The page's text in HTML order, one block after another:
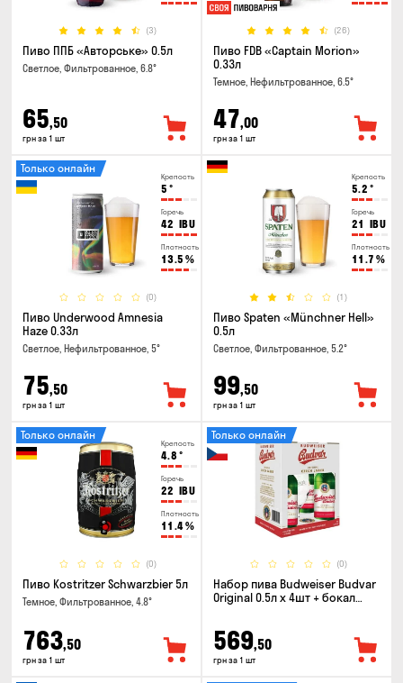
(3)
Пиво ППБ «Авторське» 0.5л
Светлое, Фильтрованное, 6.8°
65,50
грн за 1 шт
(26)
Пиво FDB «Captain Morion»
0.33л
Темное, Нефильтрованное, 6.5°
47,00
грн за 1 шт
Крепость
5 °
Горечь
42 IBU
Плотность
13.5 %
(0)
Только онлайн
Пиво Underwood Amnesia
Haze 0.33л
Светлое, Нефильтрованное, 5°
75,50
грн за 1 шт
Крепость
5.2 °
Горечь
21 IBU
Плотность
11.7 %
(1)
Пиво Spaten «Münchner Hell»
0.5л
Светлое, Фильтрованное, 5.2°
99,50
грн за 1 шт
Крепость
4.8 °
Горечь
22 IBU
Плотность
11.4%
(0)
Только онлайн
Пиво Kostritzer Schwarzbier 5л
Темное, Фильтрованное, 4.8°
763,50
грн за 1 шт
(0)
Только онлайн
Набор пива Budweiser Budvar
Original 0.5л х 4шт + бокал
569,50
грн за 1 шт